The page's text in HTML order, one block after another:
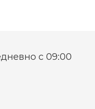
с 09:00